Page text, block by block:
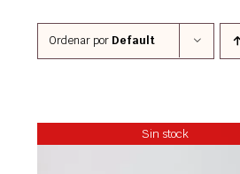
Ordenar por Default
Sin stock